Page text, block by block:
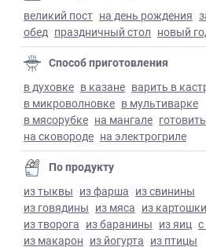
великий пост на день рождения
обед праздничный стол новый
Способ приготовления
в духовке в казане варить в
в микроволновке в мультиварке
в мясорубке на мангале
на сковороде на электрогриле
По продукту
из тыквы из фарша из свинины
из говядины из мяса из картошки
из творога из баранины из яиц
из макарон из йогурта из птицы